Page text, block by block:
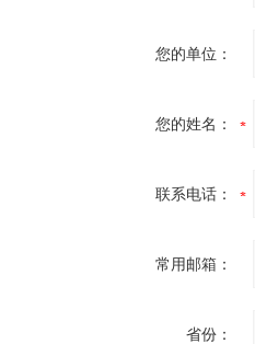
您的单位：
您的姓名：
联系电话：
常用邮箱：
省份：